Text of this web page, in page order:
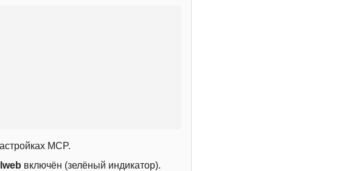
MCP.
включён (зелёный индикатор).